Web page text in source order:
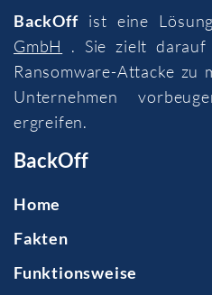
BackOffist eine
GmbH
. Sie zielt darauf
Ransomware-Attacke
Unternehmen
ergreifen.
BackOff
Home
Fakten
Funktionsweise